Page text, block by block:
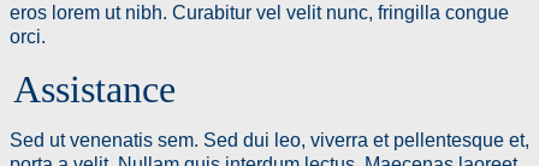
eros lorem ut nibh. Curabitur vel velit nunc, fringilla congue
orci.
Assistance
Sed ut venenatis sem. Sed dui leo, viverra et pellentesque et,